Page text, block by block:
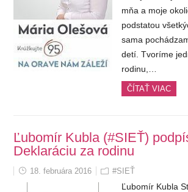
mňa a moje
podstatou
sama
detí. Tvoríme
rodinu,…
ČÍTAŤ VIAC
Ľubomír Kubla (#SIEŤ)
Deklaráciu za rodinu
18. februára 2016 #SIEŤ
Ľubomír Kubla